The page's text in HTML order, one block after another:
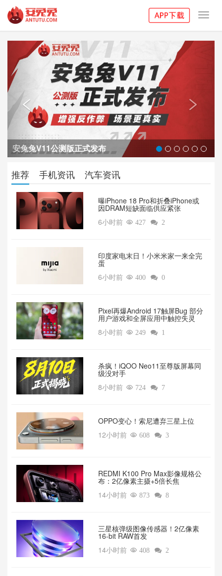
安兔兔V11公测版正式发布

Previous

推荐 手机资讯 汽车资讯
曝iPhone 18 Pro和折叠iPhone或
因DRAM短缺面临供应紧张
6小时前  427  2
印度家电末日！小米米家一来全完
蛋
6小时前  400  0
Pixel再爆Android 17触屏Bug 部分
用户游戏和全屏应用中触控失灵
8小时前  249  1
杀疯！iQOO Neo11至尊版屏幕同
级没对手
8小时前  724  7
OPPO变心！索尼遭弃三星上位‌
12小时前  608  3
REDMI K100 Pro Max影像规格公
布：2亿像素主摄+5倍长焦
14小时前  873  8
三星核弹级图像传感器！2亿像素
16-bit RAW首发
14小时前  408  2